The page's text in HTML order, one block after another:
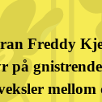
Freddy
på
mellom